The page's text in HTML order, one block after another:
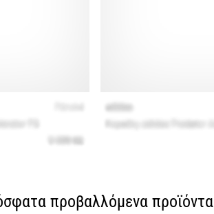
προβαλλόμενα προϊόντα